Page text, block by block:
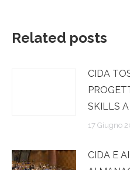
Related posts
CIDA
SKILLS
17 Giugno
CIDA E